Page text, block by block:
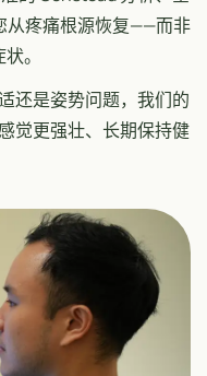
从疼痛根源恢复——而非
。
还是姿势问题，我们的
觉更强壮、长期保持健